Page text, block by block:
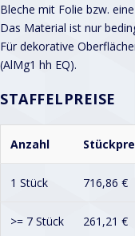
Bleche mit Folie bzw.
Das Material ist nur
Für dekorative
(AlMg1 hh EQ).
STAFFELPREISE
Anzahl
1 Stück 716,86 €
>= 7 Stück 261,21 €